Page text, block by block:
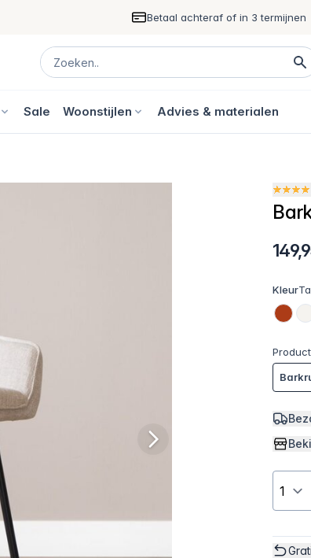
Betaal achteraf of in 3 termijnen
Sale Woonstijlen Advies & materialen
Kleur